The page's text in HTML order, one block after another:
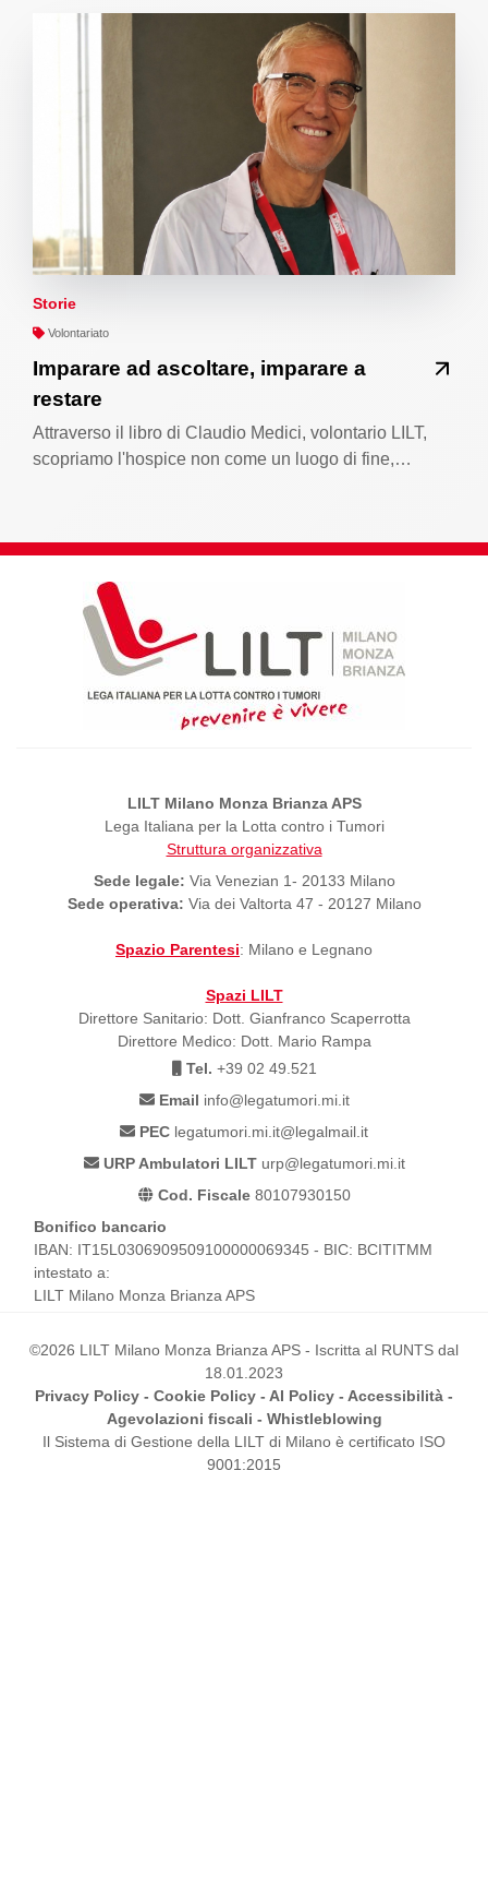
Storie
Volontariato
Imparare ad ascoltare, imparare a
restare
Attraverso il libro di Claudio Medici, volontario LILT,
scopriamo l'hospice non come un luogo di fine,…
LILT Milano Monza Brianza APS
Lega Italiana per la Lotta contro i Tumori
Struttura organizzativa
Sede legale: Via Venezian 1- 20133 Milano
Sede operativa: Via dei Valtorta 47 - 20127 Milano
Spazio Parentesi: Milano e Legnano
Spazi LILT
Direttore Sanitario: Dott. Gianfranco Scaperrotta
Direttore Medico: Dott. Mario Rampa
Tel. +39 02 49.521
Email info@legatumori.mi.it
PEC legatumori.mi.it@legalmail.it
URP Ambulatori LILTurp@legatumori.mi.it
Cod. Fiscale80107930150
Bonifico bancario
IBAN: IT15L0306909509100000069345 - BIC: BCITITMM
intestato a:
LILT Milano Monza Brianza APS
©2026 LILT Milano Monza Brianza APS - Iscritta al RUNTS dal
18.01.2023
Privacy Policy - Cookie Policy - AI Policy - Accessibilità -
Agevolazioni fiscali - Whistleblowing
Il Sistema di Gestione della LILT di Milano è certificato ISO
9001:2015